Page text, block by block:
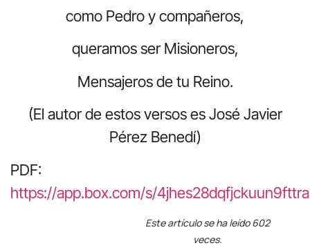
como Pedro y compañeros,
queramos ser Misioneros,
Mensajeros de tu Reino.
(El autor de estos versos es José Javier
Pérez Benedí)
PDF:
https://app.box.com/s/
Este artículo se ha leído 602
veces.